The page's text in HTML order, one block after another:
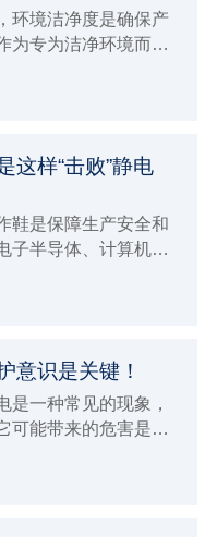
环境洁净度是确保产
为专为洁净环境而生
这样“击败”静电
鞋是保障生产安全和
子半导体、计算机、
意识是关键！
是一种常见的现象，
可能带来的危害是不
电的重要性不仅关